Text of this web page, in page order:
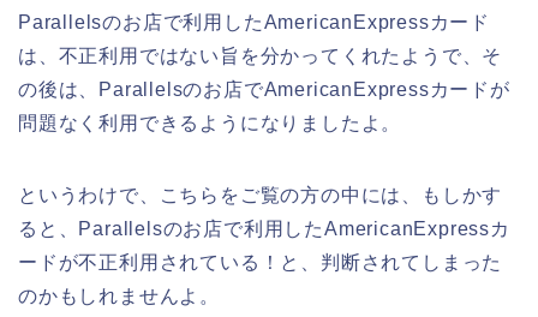
Parallelsのお店で利用したAmericanExpressカード
は、不正利用ではない旨を分かってくれたようで、そ
の後は、Parallelsのお店でAmericanExpressカードが
問題なく利用できるようになりましたよ。
というわけで、こちらをご覧の方の中には、もしかす
ると、Parallelsのお店で利用したAmericanExpressカ
ードが不正利用されている！と、判断されてしまった
のかもしれませんよ。